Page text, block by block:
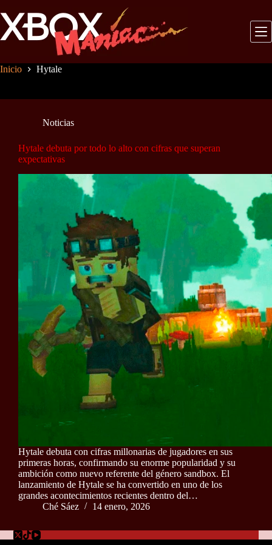
al
contenido
Inicio Hytale
Noticias
Hytale debuta por todo lo alto con cifras que superan
expectativas
Hytale debuta con cifras millonarias de jugadores en sus
primeras horas, confirmando su enorme popularidad y su
ambición como nuevo referente del género sandbox. El
lanzamiento de Hytale se ha convertido en uno de los
grandes acontecimientos recientes dentro del…
Ché Sáez
14 enero, 2026